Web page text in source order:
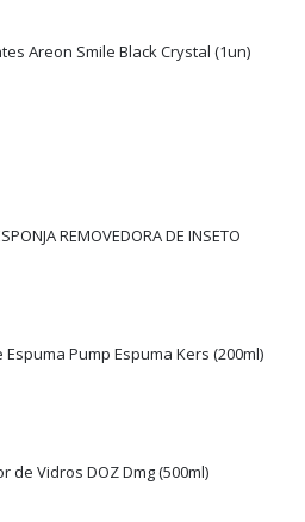
Areon Smile Black Crystal (1un)
REMOVEDORA DE INSETO
5
Pump Espuma Kers (200ml)
5
de Vidros DOZ Dmg (500ml)
5